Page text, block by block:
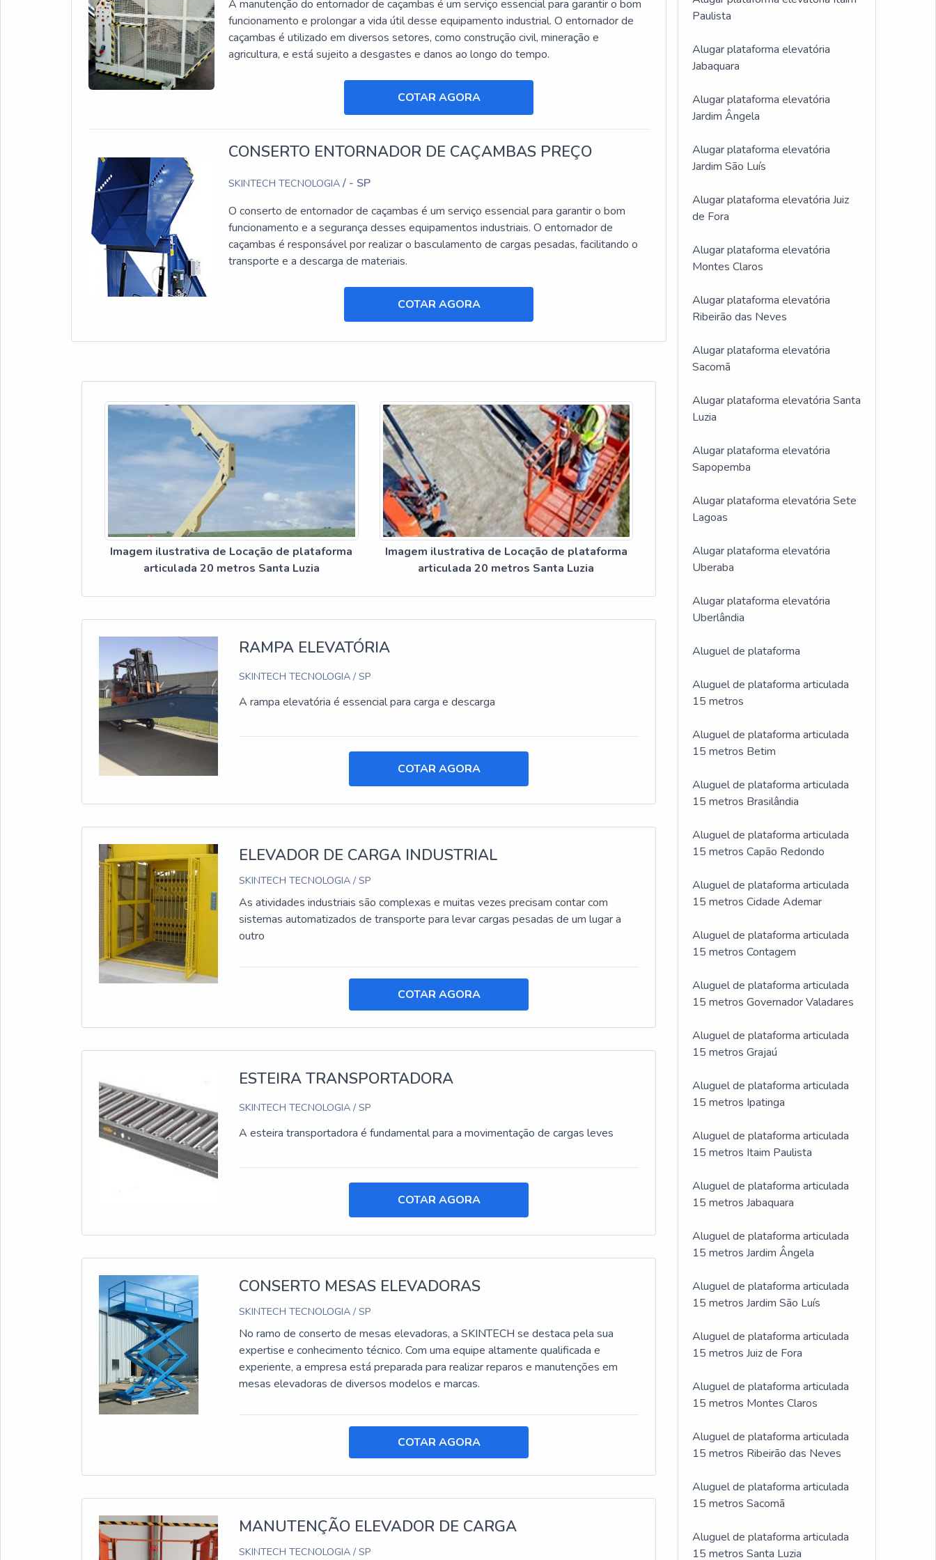
A manutenção do entornador de caçambas é um serviço essencial para garantir o bom
funcionamento e prolongar a vida útil desse equipamento industrial. O entornador de
caçambas é utilizado em diversos setores, como construção civil, mineração e
agricultura, e está sujeito a desgastes e danos ao longo do tempo.
COTAR AGORA
CONSERTO ENTORNADOR DE CAÇAMBAS PREÇO
SKINTECH TECNOLOGIA/ - SP
O conserto de entornador de caçambas é um serviço essencial para garantir o bom
funcionamento e a segurança desses equipamentos industriais. O entornador de
caçambas é responsável por realizar o basculamento de cargas pesadas, facilitando o
transporte e a descarga de materiais.
COTAR AGORA
Imagem ilustrativa de Locação de plataforma
articulada 20 metros Santa Luzia
Imagem ilustrativa de Locação de plataforma
articulada 20 metros Santa Luzia
RAMPA ELEVATÓRIA
SKINTECH TECNOLOGIA / SP
A rampa elevatória é essencial para carga e descarga
COTAR AGORA
ELEVADOR DE CARGA INDUSTRIAL
SKINTECH TECNOLOGIA / SP
As atividades industriais são complexas e muitas vezes precisam contar com
sistemas automatizados de transporte para levar cargas pesadas de um lugar a
outro
COTAR AGORA
ESTEIRA TRANSPORTADORA
SKINTECH TECNOLOGIA / SP
A esteira transportadora é fundamental para a movimentação de cargas leves
COTAR AGORA
CONSERTO MESAS ELEVADORAS
SKINTECH TECNOLOGIA / SP
No ramo de conserto de mesas elevadoras, a SKINTECH se destaca pela sua
expertise e conhecimento técnico. Com uma equipe altamente qualificada e
experiente, a empresa está preparada para realizar reparos e manutenções em
mesas elevadoras de diversos modelos e marcas.
COTAR AGORA
MANUTENÇÃO ELEVADOR DE CARGA
SKINTECH TECNOLOGIA / SP
Paulista
Alugar plataforma elevatória
Jabaquara
Alugar plataforma elevatória
Jardim Ângela
Alugar plataforma elevatória
Jardim São Luís
Alugar plataforma elevatória Juiz
de Fora
Alugar plataforma elevatória
Montes Claros
Alugar plataforma elevatória
Ribeirão das Neves
Alugar plataforma elevatória
Sacomã
Alugar plataforma elevatória Santa
Luzia
Alugar plataforma elevatória
Sapopemba
Alugar plataforma elevatória Sete
Lagoas
Alugar plataforma elevatória
Uberaba
Alugar plataforma elevatória
Uberlândia
Aluguel de plataforma
Aluguel de plataforma articulada
15 metros
Aluguel de plataforma articulada
15 metros Betim
Aluguel de plataforma articulada
15 metros Brasilândia
Aluguel de plataforma articulada
15 metros Capão Redondo
Aluguel de plataforma articulada
15 metros Cidade Ademar
Aluguel de plataforma articulada
15 metros Contagem
Aluguel de plataforma articulada
15 metros Governador Valadares
Aluguel de plataforma articulada
15 metros Grajaú
Aluguel de plataforma articulada
15 metros Ipatinga
Aluguel de plataforma articulada
15 metros Itaim Paulista
Aluguel de plataforma articulada
15 metros Jabaquara
Aluguel de plataforma articulada
15 metros Jardim Ângela
Aluguel de plataforma articulada
15 metros Jardim São Luís
Aluguel de plataforma articulada
15 metros Juiz de Fora
Aluguel de plataforma articulada
15 metros Montes Claros
Aluguel de plataforma articulada
15 metros Ribeirão das Neves
Aluguel de plataforma articulada
15 metros Sacomã
Aluguel de plataforma articulada
15 metros Santa Luzia